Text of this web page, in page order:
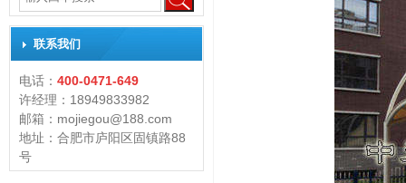
联系我们
电话： 400-0471-649
许经理：18949833982
邮箱：mojiegou@188.com
地址：合肥市庐阳区固镇路88
号